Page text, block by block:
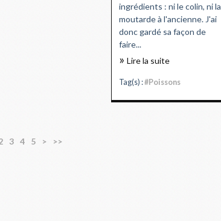
ingrédients : ni le colin, ni la
moutarde à l'ancienne. J'ai
donc gardé sa façon de
faire...
Lire la suite
Tag(s) :#Poissons
3 4 5 > >>